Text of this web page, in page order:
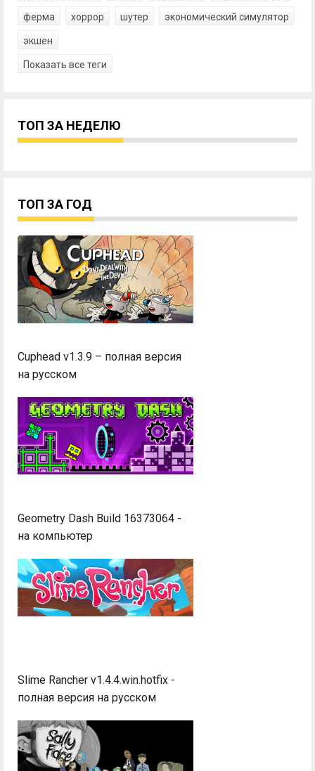
ферма хоррор шутер экономический симулятор
экшен
Показать все теги
ТОП ЗА НЕДЕЛЮ
ТОП ЗА ГОД
Cuphead v1.3.9 – полная версия
на русском
Geometry Dash Build 16373064 -
на компьютер
Slime Rancher v1.4.4.win.hotfix -
полная версия на русском